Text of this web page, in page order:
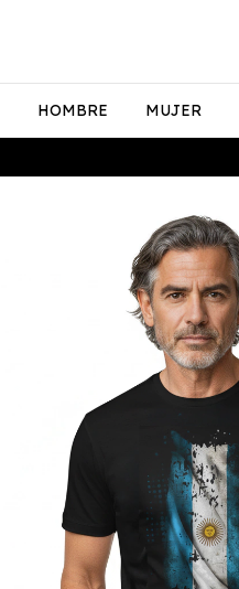
HOMBRE MUJER